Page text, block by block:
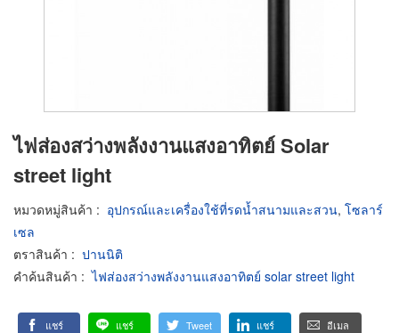
ไฟส่องสว่างพลังงานแสงอาทิตย์ Solar
street light
หมวดหมู่สินค้า : อุปกรณ์และเครื่องใช้ที่รดน้ำสนามและสวน, โซลาร์
เซล
ตราสินค้า : ปานนิติ
คำค้นสินค้า :ไฟส่องสว่างพลังงานแสงอาทิตย์ solar street light
แชร์ แชร์ Tweet แชร์ อีเมล